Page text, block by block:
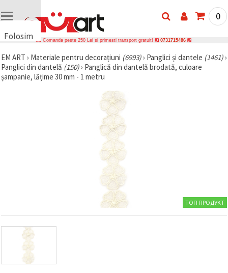
Folosim
uri
🍪 Folosim
cookie-uri
afișa
conținut și
reclame
0
Comanda peste 250 Lei si primesti transport gratuit! 0731715486
EM ART › Materiale pentru decorațiuni (6993)› Panglici și dantele (1461)›
Panglici din dantelă (150)› Panglică din dantelă brodată, culoare
șampanie, lățime 30 mm - 1 metru
ТОП ПРОДУКТ